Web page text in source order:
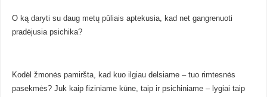
O ką daryti su daug metų pūliais aptekusia, kad net gangrenuoti
pradėjusia psichika?
Kodėl žmonės pamiršta, kad kuo ilgiau delsiame – tuo rimtesnės
pasekmės? Juk kaip fiziniame kūne, taip ir psichiniame – lygiai taip